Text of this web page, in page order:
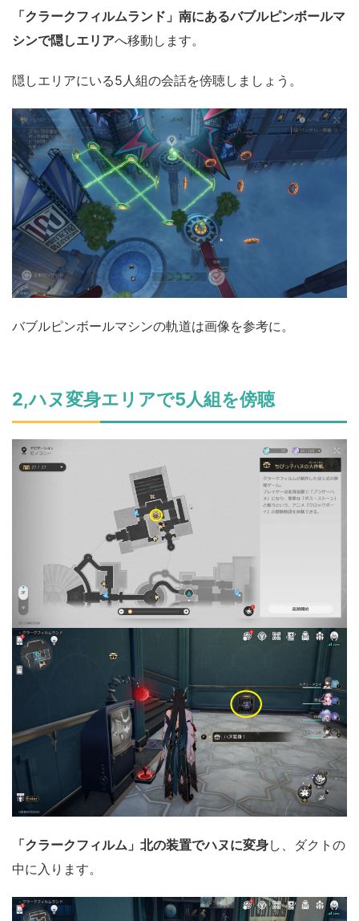
「クラークフィルムランド」南にあるバブルピンボールマ
シンで隠しエリアへ移動します。
隠しエリアにいる5人組の会話を傍聴しましょう。
バブルピンボールマシンの軌道は画像を参考に。
2,ハヌ変身エリアで5人組を傍聴
「クラークフィルム」北の装置でハヌに変身し、ダクトの
中に入ります。